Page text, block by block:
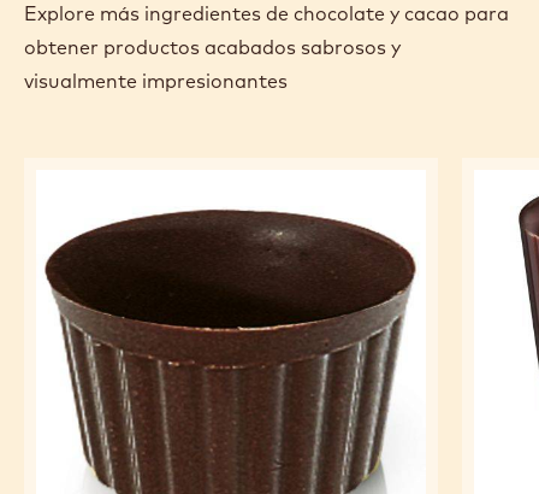
Explore más ingredientes de chocolate y cacao para
obtener productos acabados sabrosos y
visualmente impresionantes